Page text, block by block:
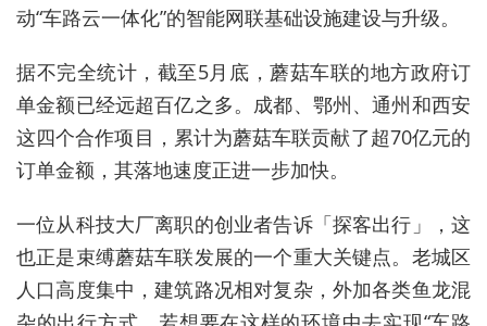
动“车路云一体化”的智能网联基础设施建设与升级。
据不完全统计，截至5月底，蘑菇车联的地方政府订
单金额已经远超百亿之多。成都、鄂州、通州和西安
这四个合作项目，累计为蘑菇车联贡献了超70亿元的
订单金额，其落地速度正进一步加快。
一位从科技大厂离职的创业者告诉「探客出行」，这
也正是束缚蘑菇车联发展的一个重大关键点。老城区
人口高度集中，建筑路况相对复杂，外加各类鱼龙混